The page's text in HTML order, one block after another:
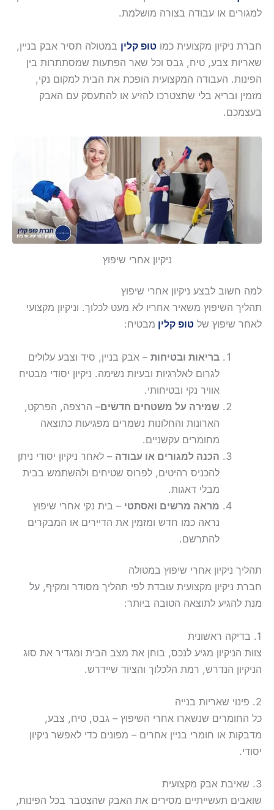
למגורים או עבודה בצורה מושלמת.
חברת ניקיון מקצועית כמו טופ קלין במטולה תסיר אבק בניין,
שאריות צבע, טיח, גבס וכל שאר הפתעות שמסתתרות בין
הפינות. העבודה המקצועית הופכת את הבית למקום נקי,
מזמין ובריא בלי שתצטרכו להזיע או להתעסק עם האבק
בעצמכם.
ניקיון אחרי שיפוץ
למה חשוב לבצע ניקיון אחרי שיפוץ
תהליך השיפוץ משאיר אחריו לא מעט לכלוך. וניקיון מקצועי
לאחר שיפוץ של טופ קלין מבטיח:
בריאות ובטיחות – אבק בניין, סיד וצבע עלולים
לגרום לאלרגיות ובעיות נשימה. ניקיון יסודי מבטיח
אוויר נקי ובטיחותי.
שמירה על משטחים חדשים– הרצפה, הפרקט,
הארונות והחלונות נשמרים מפגיעות כתוצאה
מחומרים עקשניים.
הכנה למגורים או עבודה – לאחר ניקיון יסודי ניתן
להכניס רהיטים, לפרוס שטיחים ולהשתמש בבית
מבלי דאגות.
מראה מרשים ואסתטי – בית נקי אחרי שיפוץ
נראה כמו חדש ומזמין את הדיירים או המבקרים
להתרשם.
תהליך ניקיון אחרי שיפוץ במטולה
חברת ניקיון מקצועית עובדת לפי תהליך מסודר ומקיף, על
מנת להגיע לתוצאה הטובה ביותר:
1. בדיקה ראשונית
צוות הניקיון מגיע לנכס, בוחן את מצב הבית ומגדיר את סוג
הניקיון הנדרש, רמת הלכלוך והציוד שיידרש.
2. פינוי שאריות בנייה
כל החומרים שנשארו אחרי השיפוץ – גבס, טיח, צבע,
מדבקות או חומרי בניין אחרים – מפונים כדי לאפשר ניקיון
יסודי.
3. שאיבת אבק מקצועית
שואבים תעשייתיים מסירים את האבק שהצטבר בכל הפינות,